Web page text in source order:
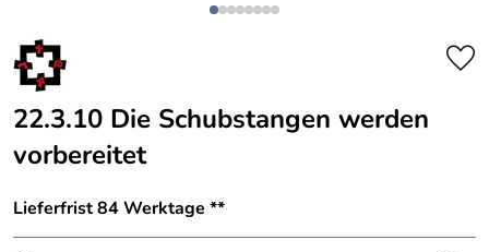
22.3.10 Die Schubstangen werden
vorbereitet
Lieferfrist 84 Werktage **